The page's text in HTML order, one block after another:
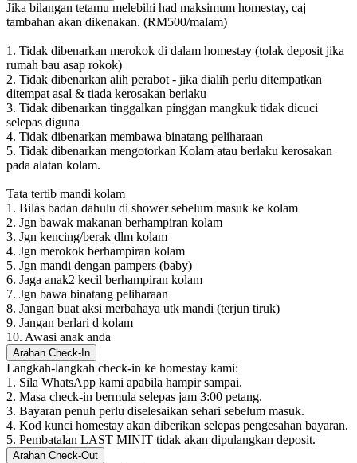
Jika bilangan tetamu melebihi had maksimum homestay, caj
tambahan akan dikenakan. (RM500/malam)
1. Tidak dibenarkan merokok di dalam homestay (tolak deposit jika
rumah bau asap rokok)
2. Tidak dibenarkan alih perabot - jika dialih perlu ditempatkan
ditempat asal & tiada kerosakan berlaku
3. Tidak dibenarkan tinggalkan pinggan mangkuk tidak dicuci
selepas diguna
4. Tidak dibenarkan membawa binatang peliharaan
5. Tidak dibenarkan mengotorkan Kolam atau berlaku kerosakan
pada alatan kolam.
Tata tertib mandi kolam
1. Bilas badan dahulu di shower sebelum masuk ke kolam
2. Jgn bawak makanan berhampiran kolam
3. Jgn kencing/berak dlm kolam
4. Jgn merokok berhampiran kolam
5. Jgn mandi dengan pampers (baby)
6. Jaga anak2 kecil berhampiran kolam
7. Jgn bawa binatang peliharaan
8. Jangan buat aksi merbahaya utk mandi (terjun tiruk)
9. Jangan berlari d kolam
10. Awasi anak anda
Arahan Check-In
Langkah-langkah check-in ke homestay kami:
1. Sila WhatsApp kami apabila hampir sampai.
2. Masa check-in bermula selepas jam 3:00 petang.
3. Bayaran penuh perlu diselesaikan sehari sebelum masuk.
4. Kod kunci homestay akan diberikan selepas pengesahan bayaran.
5. Pembatalan LAST MINIT tidak akan dipulangkan deposit.
Arahan Check-Out